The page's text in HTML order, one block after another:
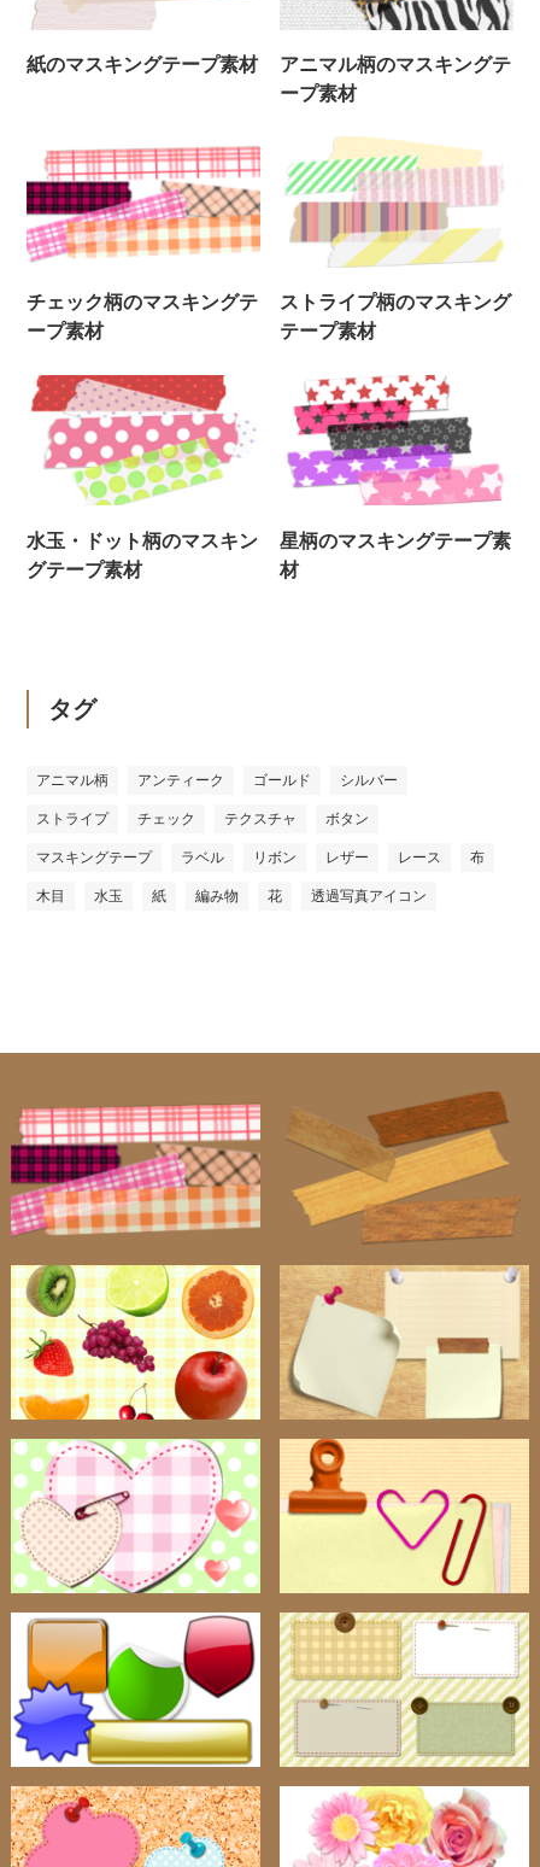
紙のマスキングテープ素材
アニマル柄のマスキングテ
ープ素材
チェック柄のマスキングテ
ープ素材
ストライプ柄のマスキング
テープ素材
水玉・ドット柄のマスキン
グテープ素材
星柄のマスキングテープ素
材
タグ
アニマル柄 アンティーク ゴールド シルバー
ストライプ チェック テクスチャ ボタン
マスキングテープ ラベル リボン レザー レース 布
木目 水玉 紙 編み物 花 透過写真アイコン